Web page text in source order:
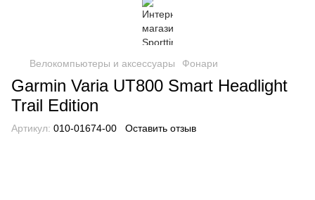
Велокомпьютеры и аксессуары Фонари
Garmin Varia UT800 Smart Headlight
Trail Edition
Артикул: 010-01674-00 Оставить отзыв